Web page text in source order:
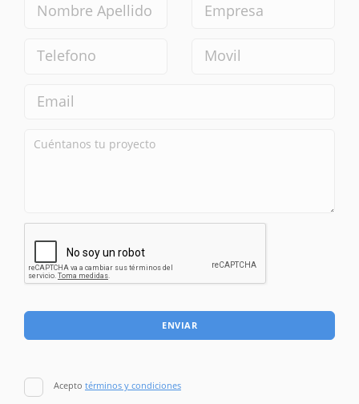
ENVIAR
Acepto términos y condiciones